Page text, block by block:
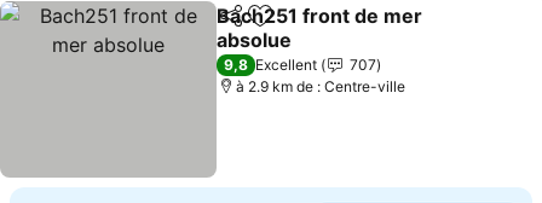
PartagerAjouter à mes favoris
Bach251 front de mer
absolue
Consulter les prix
9,8 Excellent
707
à 2.9 km de : Centre-ville